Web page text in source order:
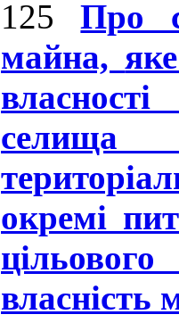
125Про
майна,
селища
окремі
власність